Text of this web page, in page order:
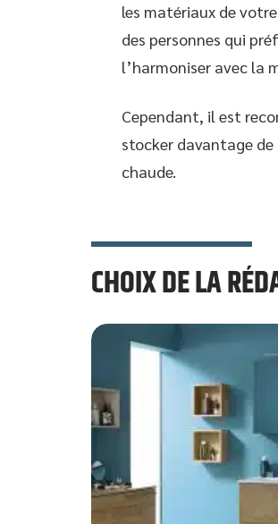
les matériaux de
des personnes qui
l’harmoniser avec la
Cependant, il est
stocker davantage
chaude.
CHOIX DE LA